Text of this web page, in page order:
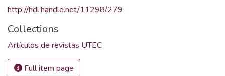
http://hdl.handle.net/11298/279
Collections
Artículos de revistas UTEC
Full item page